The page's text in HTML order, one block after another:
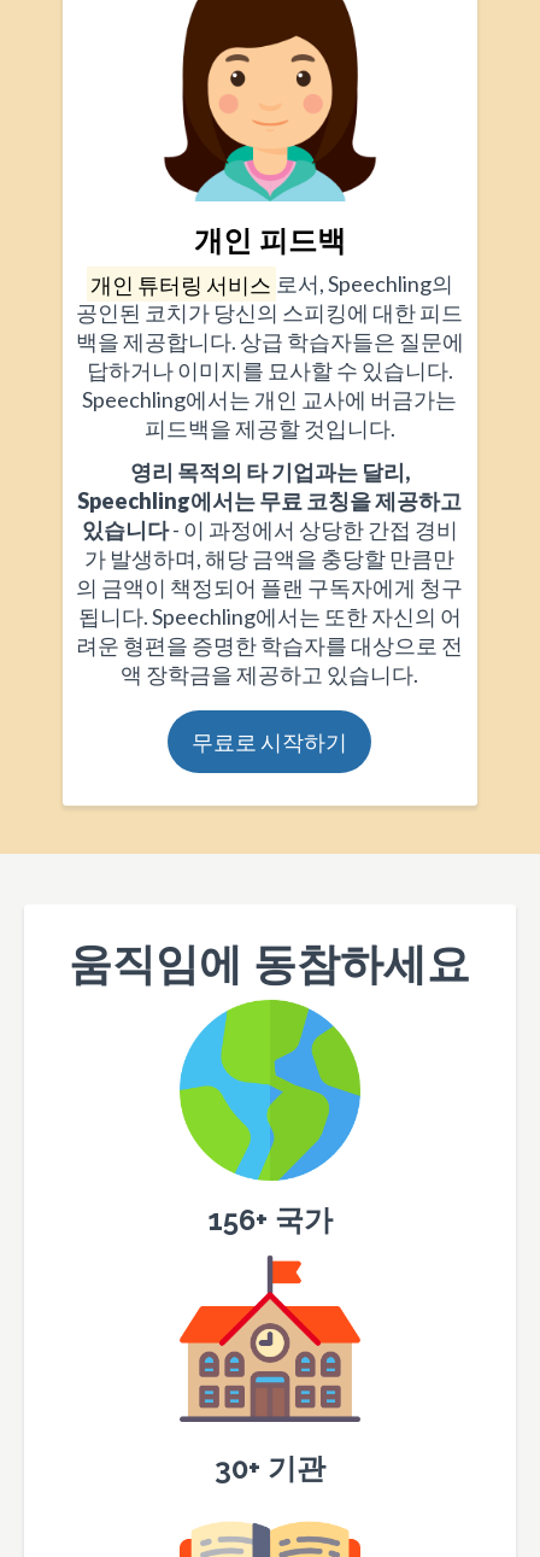
개인 피드백
개인 튜터링 서비스 로서, Speechling의
공인된 코치가 당신의 스피킹에 대한 피드
백을 제공합니다. 상급 학습자들은 질문에
답하거나 이미지를 묘사할 수 있습니다.
Speechling에서는 개인 교사에 버금가는
피드백을 제공할 것입니다.
영리 목적의 타 기업과는 달리,
Speechling에서는 무료 코칭을 제공하고
있습니다- 이 과정에서 상당한 간접 경비
가 발생하며, 해당 금액을 충당할 만큼만
의 금액이 책정되어 플랜 구독자에게 청구
됩니다. Speechling에서는 또한 자신의 어
려운 형편을 증명한 학습자를 대상으로 전
액 장학금을 제공하고 있습니다.
무료로 시작하기
움직임에 동참하세요
156+ 국가
30+ 기관